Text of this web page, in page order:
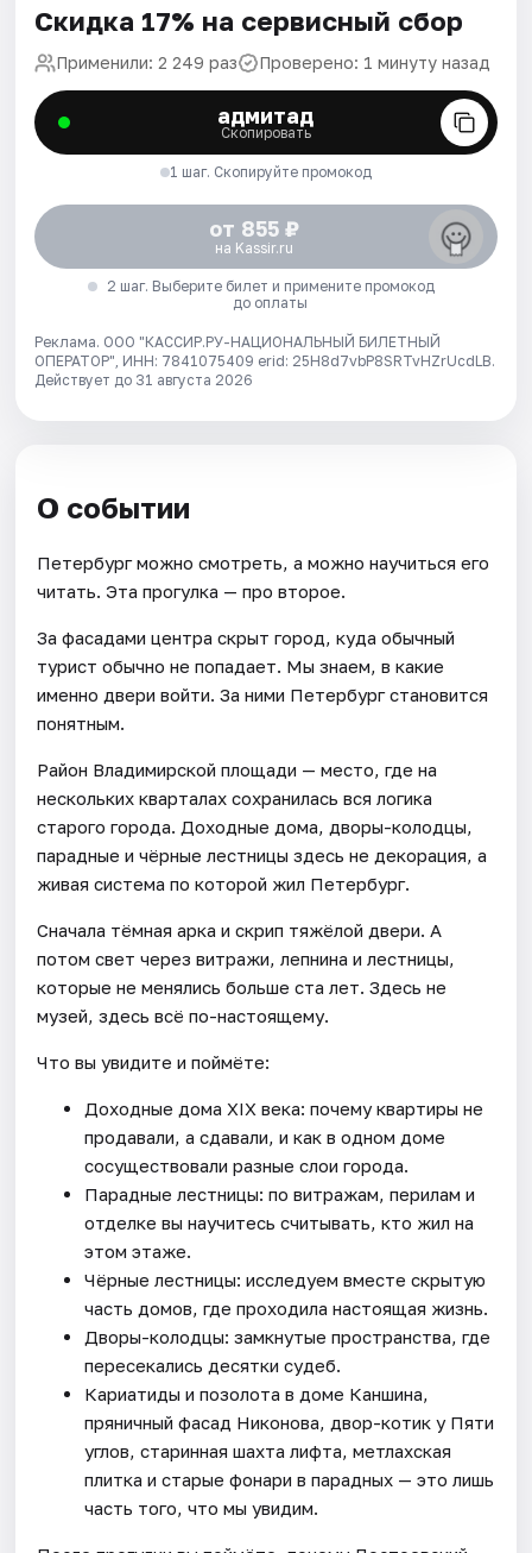
Скидка 17% на сервисный сбор
Применили: 2 249 раз Проверено: 1 минуту назад
адмитад
Скопировать
1 шаг. Скопируйте промокод
от 855 ₽
на Kassir.ru
2 шаг. Выберите билет и примените промокод
до оплаты
Реклама. ООО "КАССИР.РУ-НАЦИОНАЛЬНЫЙ БИЛЕТНЫЙ
ОПЕРАТОР", ИНН: 7841075409 erid: 25H8d7vbP8SRTvHZrUcdLB.
Действует до 31 августа 2026
О событии
Петербург можно смотреть, а можно научиться его
читать. Эта прогулка — про второе.
За фасадами центра скрыт город, куда обычный
турист обычно не попадает. Мы знаем, в какие
именно двери войти. За ними Петербург становится
понятным.
Район Владимирской площади — место, где на
нескольких кварталах сохранилась вся логика
старого города. Доходные дома, дворы-колодцы,
парадные и чёрные лестницы здесь не декорация, а
живая система по которой жил Петербург.
Сначала тёмная арка и скрип тяжёлой двери. А
потом свет через витражи, лепнина и лестницы,
которые не менялись больше ста лет. Здесь не
музей, здесь всё по-настоящему.
Что вы увидите и поймёте:
Доходные дома XIX века: почему квартиры не
продавали, а сдавали, и как в одном доме
сосуществовали разные слои города.
Парадные лестницы: по витражам, перилам и
отделке вы научитесь считывать, кто жил на
этом этаже.
Чёрные лестницы: исследуем вместе скрытую
часть домов, где проходила настоящая жизнь.
Дворы-колодцы: замкнутые пространства, где
пересекались десятки судеб.
Кариатиды и позолота в доме Каншина,
пряничный фасад Никонова, двор-котик у Пяти
углов, старинная шахта лифта, метлахская
плитка и старые фонари в парадных — это лишь
часть того, что мы увидим.